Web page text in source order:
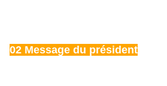
02 Message du président